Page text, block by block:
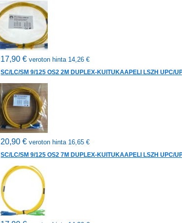
17,90€ veroton hinta 14,26€
SC/LC/SM 9/125 OS2 2M DUPLEX-KUITUKAAPELI LSZH UPC/
20,90€ veroton hinta 16,65€
SC/LC/SM 9/125 OS2 7M DUPLEX-KUITUKAAPELI LSZH UPC/